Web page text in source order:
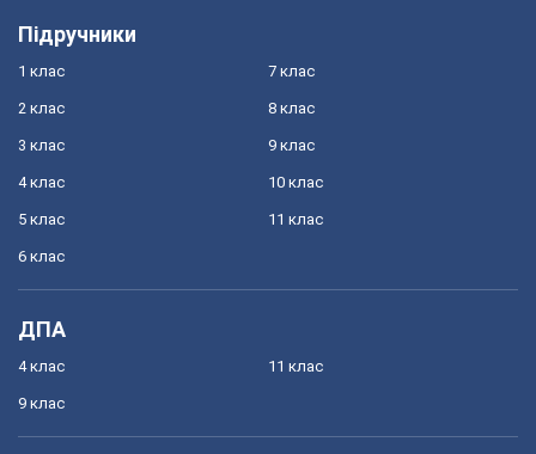
Підручники
1 клас
2 клас
3 клас
4 клас
5 клас
6 клас
7 клас
8 клас
9 клас
10 клас
11 клас
ДПА
4 клас
9 клас
11 клас